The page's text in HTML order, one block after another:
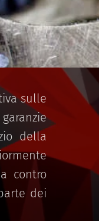
sulle
della
contro
dei